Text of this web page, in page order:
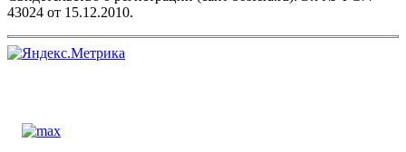
43024 от 15.12.2010.